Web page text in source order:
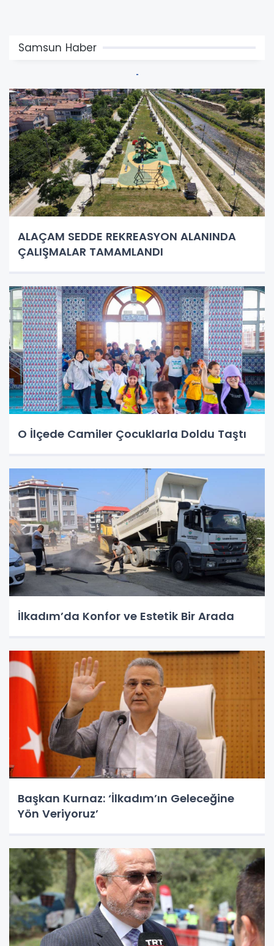
Samsun Haber
ALAÇAM SEDDE REKREASYON ALANINDA
ÇALIŞMALAR TAMAMLANDI
O İlçede Camiler Çocuklarla Doldu Taştı
İlkadım’da Konfor ve Estetik Bir Arada
Başkan Kurnaz: ‘İlkadım’ın Geleceğine
Yön Veriyoruz’